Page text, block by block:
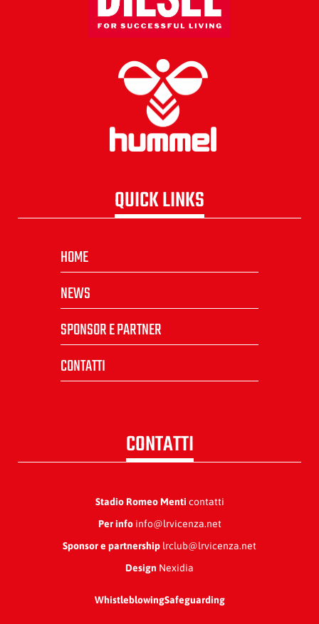
QUICK LINKS
HOME
NEWS
SPONSOR E PARTNER
CONTATTI
CONTATTI
Stadio Romeo Menti contatti
Per infoinfo@lrvicenza.net
Sponsor e partnership lrclub@lrvicenza.net
Design Nexidia
WhistleblowingSafeguarding